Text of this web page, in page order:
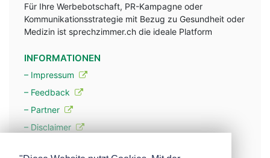
Für Ihre Werbebotschaft, PR-Kampagne oder
Kommunikationsstrategie mit Bezug zu Gesundheit oder
Medizin ist sprechzimmer.ch die ideale Platform
INFORMATIONEN
– Impressum
– Feedback
– Partner
– Disclaimer